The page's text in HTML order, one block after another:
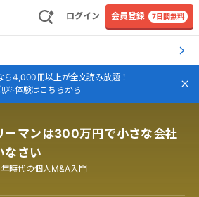
ログイン 会員登録 7日間無料
ら4,000冊以上が全文読み放題！
料体験はこちらから
ーマンは300万円で小さな会社
なさい
時代の個人M&A入門